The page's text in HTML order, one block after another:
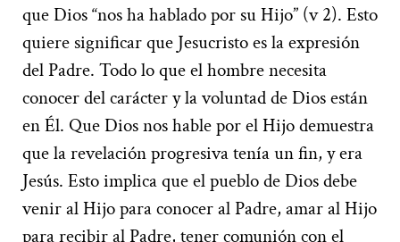
que Dios “nos ha hablado por su Hijo” (v 2). Esto
quiere significar que Jesucristo es la expresión
del Padre. Todo lo que el hombre necesita
conocer del carácter y la voluntad de Dios están
en Él. Que Dios nos hable por el Hijo demuestra
que la revelación progresiva tenía un fin, y era
Jesús. Esto implica que el pueblo de Dios debe
venir al Hijo para conocer al Padre, amar al Hijo
para recibir al Padre, tener comunión con el